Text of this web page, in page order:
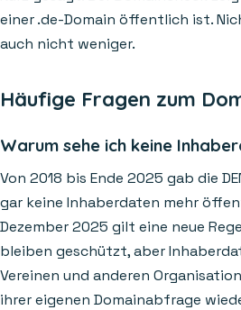
einer .de-Domain öffentlich ist.
auch nicht weniger.
Häufige Fragen zum
Warum sehe ich keine
Von 2018 bis Ende 2025 gab die
gar keine Inhaberdaten mehr
Dezember 2025 gilt eine neue
bleiben geschützt, aber
Vereinen und anderen
ihrer eigenen Domainabfrage